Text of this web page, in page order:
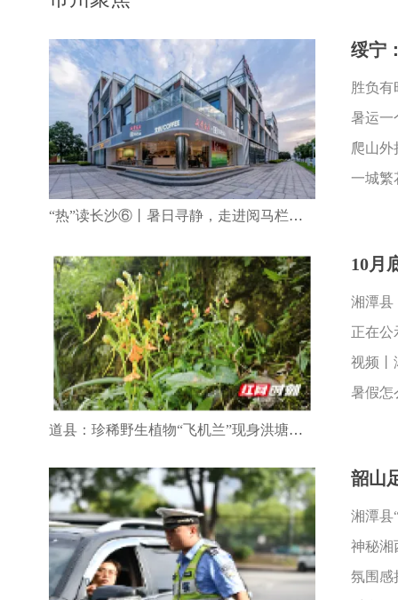
“热”读长沙⑥丨暑日寻静，走进阅马栏山书店品读长沙温柔底色
绥宁
胜负有
暑运一
爬山外
一城繁
道县：珍稀野生植物“飞机兰”现身洪塘营瑶族乡
10月
湘潭县
正在公
暑假怎
韶山
湘潭县
神秘湘
氛围感